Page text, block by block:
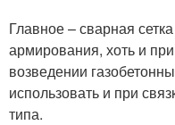
Главное – сварная
армирования, хоть и
возведении
использовать и при
типа.